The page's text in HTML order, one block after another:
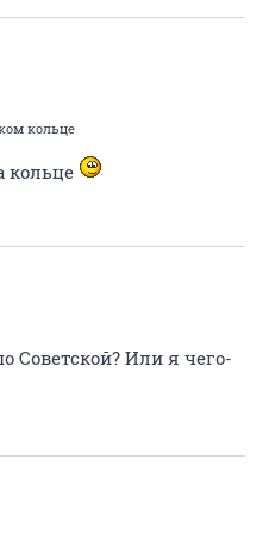
кольце
кольце
Советской? Или я чего-